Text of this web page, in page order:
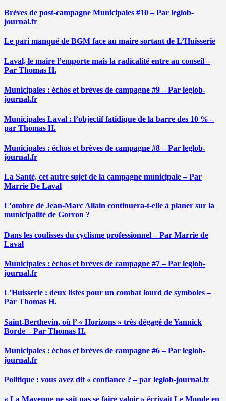
Brèves de post-campagne Municipales #10 – Par leglob-
journal.fr
Le pari manqué de BGM face au maire sortant de L’Huisserie
Laval, le maire l’emporte mais la radicalité entre au conseil –
Par Thomas H.
Municipales : échos et brèves de campagne #9 – Par leglob-
journal.fr
Municipales Laval : l’objectif fatidique de la barre des 10 % –
par Thomas H.
Municipales : échos et brèves de campagne #8 – Par leglob-
journal.fr
La Santé, cet autre sujet de la campagne municipale – Par
Marrie De Laval
L’ombre de Jean-Marc Allain continuera-t-elle à planer sur la
municipalité de Gorron ?
Dans les coulisses du cyclisme professionnel – Par Marrie de
Laval
Municipales : échos et brèves de campagne #7 – Par leglob-
journal.fr
L’Huisserie : deux listes pour un combat lourd de symboles –
Par Thomas H.
Saint-Berthevin, où l’ « Horizons » très dégagé de Yannick
Borde – Par Thomas H.
Municipales : échos et brèves de campagne #6 – Par leglob-
journal.fr
Politique : vous avez dit « confiance ? – par leglob-journal.fr